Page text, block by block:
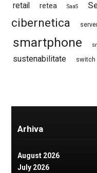
retail retea SaaS
cibernetica
smartphone
sustenabilitate switch
Arhiva
August 2026
July 2026